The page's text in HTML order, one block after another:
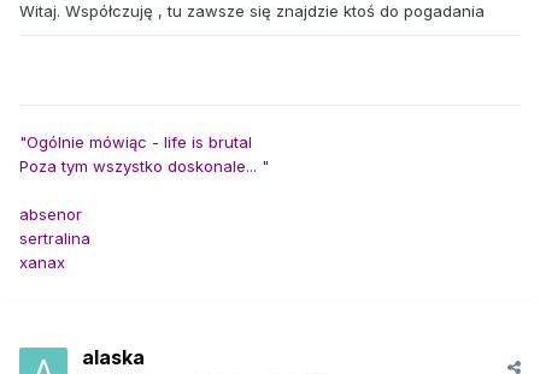
Witaj. Współczuję , tu zawsze się znajdzie ktoś do pogadania
"Ogólnie mówiąc - life is brutal
Poza tym wszystko doskonale... "
absenor
sertralina
xanax
alaska